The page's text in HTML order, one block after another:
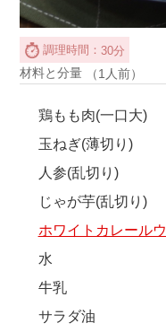
調理時間：30分
材料と分量 （1人前）
鶏もも肉(一口大)
玉ねぎ(薄切り)
人参(乱切り)
じゃが芋(乱切り)
ホワイトカレールウ
水
牛乳
サラダ油